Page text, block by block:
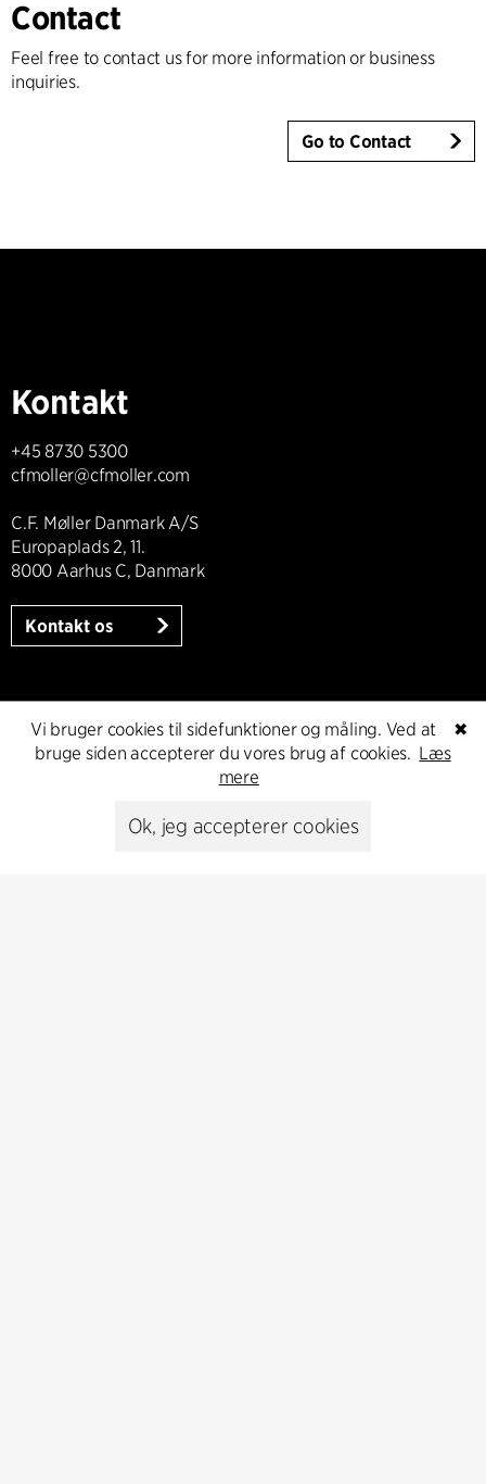
Contact
Feel free to contact us for more information or business
inquiries.
Go to Contact
Kontakt
+45 8730 5300
cfmoller@cfmoller.com
C.F. Møller Danmark A/S
Europaplads 2, 11.
8000 Aarhus C, Danmark
Kontakt os
Presse
T +45 6193 6857
✖
Vi bruger cookies til sidefunktioner og måling. Ved at
bruge siden accepterer du vores brug af cookies. Læs
mere
Ok, jeg accepterer cookies